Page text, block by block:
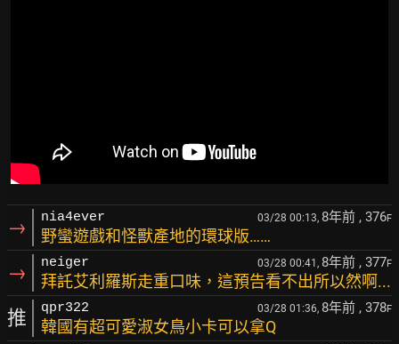
→ nia4ever 03/28 00:13, 8年前 , 376F
野蠻遊戲和怪獸產地的環球版……
→ neiger 03/28 00:41, 8年前 , 377F
拜託艾利羅斯走重口味，這預告看不出所以然啊...
推 qpr322 03/28 01:36, 8年前 , 378F
韓國有超可愛淑女鳥小卡可以拿Q